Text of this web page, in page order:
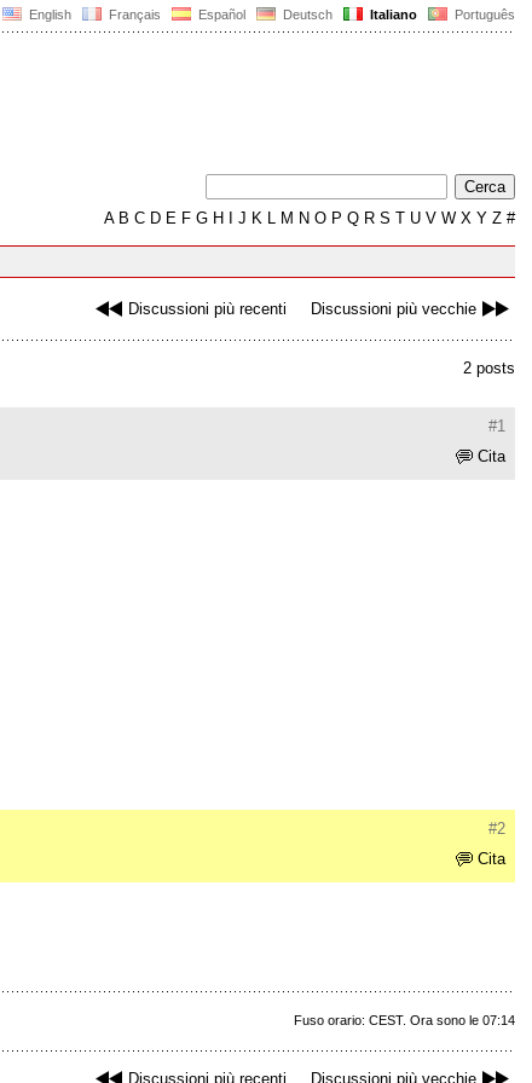
English Français Español Deutsch Italiano Português
AB C D E F G H J K L M N O P Q R S T U V W X Y Z #
Discussioni più recenti Discussioni più vecchie
2 posts
#1
Cita
#2
Cita
Fuso orario: CEST. Ora sono le 07:14
Discussioni più recenti Discussioni più vecchie